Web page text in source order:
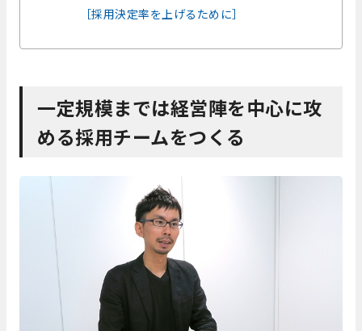
［採用決定率を上げるために］
一定規模までは経営陣を中心に攻
める採用チームをつくる